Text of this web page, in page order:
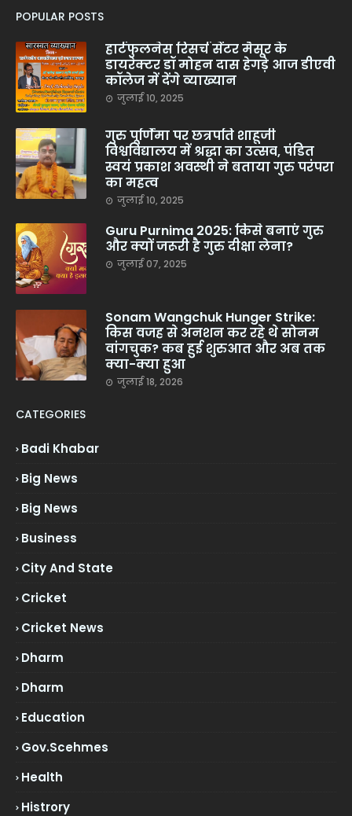
POPULAR POSTS
हार्टफुलनेस रिसर्च सेंटर मैसूर के
डायरेक्टर डॉ मोहन दास हेगड़े आज डीएवी
कॉलेज में देंगे व्याख्यान
जुलाई 10, 2025
गुरु पूर्णिमा पर छत्रपति शाहूजी
विश्वविद्यालय में श्रद्धा का उत्सव, पंडित
स्वयं प्रकाश अवस्थी ने बताया गुरु परंपरा
का महत्व
जुलाई 10, 2025
Guru Purnima 2025: किसे बनाएं गुरु
और क्यों जरूरी है गुरु दीक्षा लेना?
जुलाई 07, 2025
Sonam Wangchuk Hunger Strike:
किस वजह से अनशन कर रहे थे सोनम
वांगचुक? कब हुई शुरुआत और अब तक
क्या-क्या हुआ
जुलाई 18, 2026
CATEGORIES
Badi Khabar
Big News
Big News
Business
City And State
Cricket
Cricket News
Dharm
Dharm
Education
Gov.scehmes
Health
Histrory